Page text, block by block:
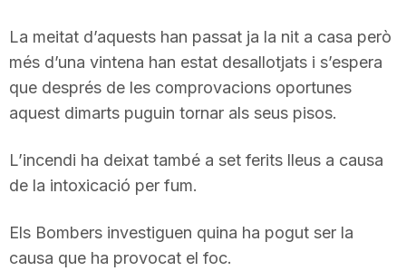
a
r
g
La meitat d’aquests han passat ja la nit a casa però
més d’una vintena han estat desallotjats i s’espera
que després de les comprovacions oportunes
aquest dimarts puguin tornar als seus pisos.
L’incendi ha deixat també a set ferits lleus a causa
de la intoxicació per fum.
Els Bombers investiguen quina ha pogut ser la
causa que ha provocat el foc.